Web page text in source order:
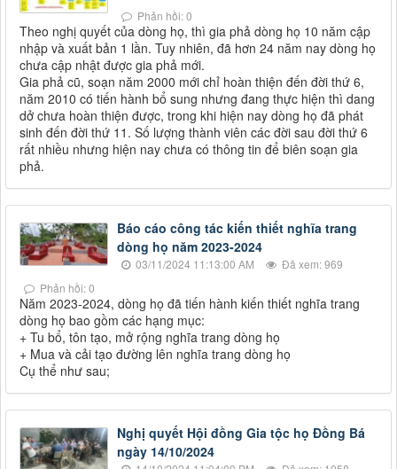
Phản hồi: 0
Theo nghị quyết của dòng họ, thì gia phả dòng họ 10 năm cập
nhập và xuất bản 1 lần. Tuy nhiên, đã hơn 24 năm nay dòng họ
chưa cập nhật được gia phả mới.
Gia phả cũ, soạn năm 2000 mới chỉ hoàn thiện đến đời thứ 6,
năm 2010 có tiến hành bổ sung nhưng đang thực hiện thì dang
dở chưa hoàn thiện được, trong khi hiện nay dòng họ đã phát
sinh đến đời thứ 11. Số lượng thành viên các đời sau đời thứ 6
rất nhiều nhưng hiện nay chưa có thông tin để biên soạn gia
phả.
Báo cáo công tác kiến thiết nghĩa trang
dòng họ năm 2023-2024
03/11/2024 11:13:00 AM
Đã xem: 969
Phản hồi: 0
Năm 2023-2024, dòng họ đã tiến hành kiến thiết nghĩa trang
dòng họ bao gồm các hạng mục:
+ Tu bổ, tôn tạo, mở rộng nghĩa trang dòng họ
+ Mua và cải tạo đường lên nghĩa trang dòng họ
Cụ thể như sau;
Nghị quyết Hội đồng Gia tộc họ Đồng Bá
ngày 14/10/2024